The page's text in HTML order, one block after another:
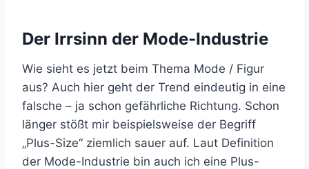
Der Irrsinn der Mode-Industrie
Wie sieht es jetzt beim Thema Mode / Figur
aus? Auch hier geht der Trend eindeutig in eine
falsche – ja schon gefährliche Richtung. Schon
länger stößt mir beispielsweise der Begriff
„Plus-Size“ ziemlich sauer auf. Laut Definition
der Mode-Industrie bin auch ich eine Plus-